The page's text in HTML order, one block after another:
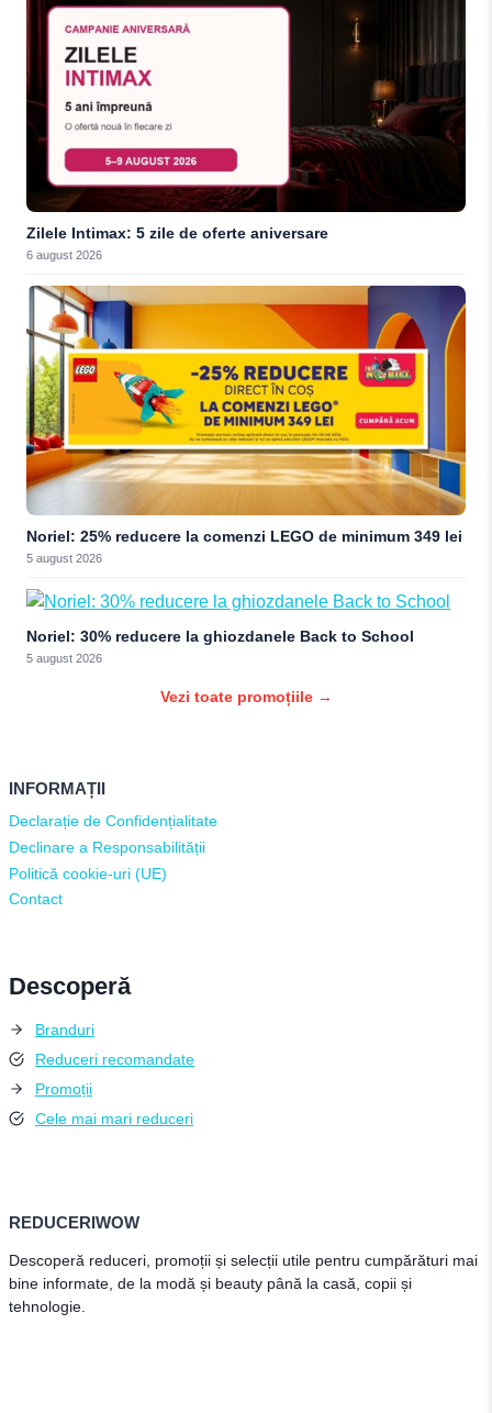
Zilele Intimax: 5 zile de oferte aniversare
6 august 2026
Noriel: 25% reducere la comenzi LEGO de minimum 349 lei
5 august 2026
Noriel: 30% reducere la ghiozdanele Back to School
5 august 2026
Vezi toate promoțiile →
INFORMAȚII
Declarație de Confidențialitate
Declinare a Responsabilității
Politică cookie-uri (UE)
Contact
Descoperă
Branduri
Reduceri recomandate
Promoții
Cele mai mari reduceri
REDUCERIWOW
Descoperă reduceri, promoții și selecții utile pentru cumpărături mai
bine informate, de la modă și beauty până la casă, copii și
tehnologie.